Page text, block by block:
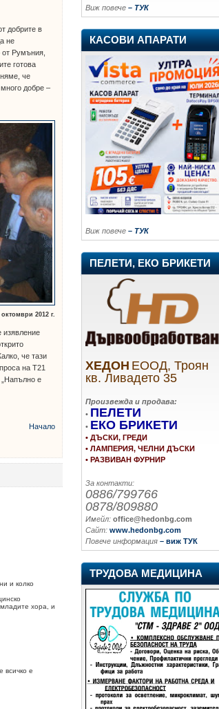
добрите в
не
от Румъния,
готова
че
добре –
2012 г.
изявление
че тази
на Т21
„Напълно е
Начало
и колко
хора, и
всичко е
Виж повече – ТУК
КАСОВИ АПАРАТИ
Виж повече – ТУК
ПЕЛЕТИ, ЕКО БРИКЕТИ
ХЕДОН ЕООД, Троян
кв. Ливадето 35
Произвежда и продава:
• ПЕЛЕТИ
• ЕКО БРИКЕТИ
• ДЪСКИ, ГРЕДИ
• ЛАМПЕРИЯ, ЧЕЛНИ ДЪСКИ
• РАЗВИВАН ФУРНИР
За контакти:
0886/799766
0878/809880
Имейл: office@hedonbg.com
Сайт: www.hedonbg.com
Повече информация – виж ТУК
ТРУДОВА МЕДИЦИНА